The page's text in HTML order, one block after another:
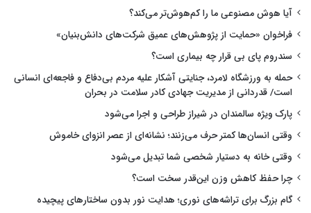
آیا هوش مصنوعی ما را کم‌هوش‌تر می‌کند؟
فراخوان «حمایت از پژوهش‌های عمیق شرکت‌های دانش‌بنیان»
سندروم پای بی قرار چه بیماری است؟
حمله به ورزشگاه لامرد، جنایتی آشکار علیه مردم بی‌دفاع و فاجعه‌ای انسانی
است/ قدردانی از مدیریت جهادی کادر سلامت در بحران
پارک ویژه سالمندان در شیراز طراحی و اجرا می‌شود
وقتی انسان‌ها کمتر حرف می‌زنند؛ نشانه‌ای از عصر انزوای خاموش
وقتی خانه به دستیار شخصی شما تبدیل می‌شود
چرا حفظ کاهش وزن این‌قدر سخت است؟
گام بزرگ برای تراشه‌های نوری؛ هدایت نور بدون ساختارهای پیچیده